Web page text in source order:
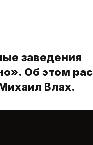
заведения
Об этом
Влах.